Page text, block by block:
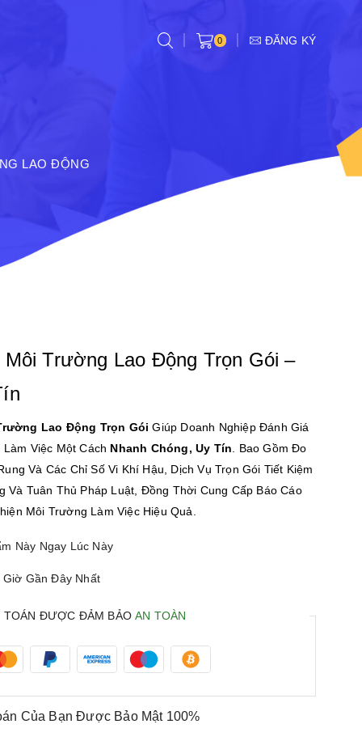
0 ĐĂNG KÝ
LAO ĐỘNG
Trường Lao Động Trọn Gói –
Lao Động Trọn Gói Giúp Doanh Nghiệp Đánh Giá
Việc Một Cách Nhanh Chóng, Uy Tín . Bao Gồm Đo
Và Các Chỉ Số Vi Khí Hậu, Dịch Vụ Trọn Gói Tiết Kiệm
Và Tuân Thủ Pháp Luật, Đồng Thời Cung Cấp Báo Cáo
Môi Trường Làm Việc Hiệu Quả.
Này Ngay Lúc Này
Giờ Gần Đây Nhất
TOÁN ĐƯỢC ĐẢM BẢOAN TOÀN
Của Bạn Được Bảo Mật 100%